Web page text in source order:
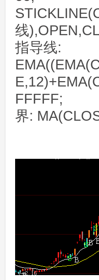
线
指导线:
FFFFF;
界: